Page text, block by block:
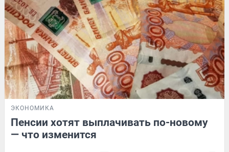
ЭКОНОМИКА
Пенсии хотят выплачивать по-новому
— что изменится